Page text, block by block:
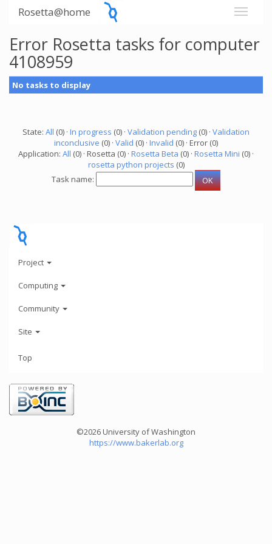
Rosetta@home
Error Rosetta tasks for computer
4108959
No tasks to display
State: All (0) · In progress (0) · Validation pending (0) · Validation
inconclusive (0) · Valid (0) · Invalid (0) · Error (0)
Application: All (0) · Rosetta (0) · Rosetta Beta (0) · Rosetta Mini (0) ·
rosetta python projects (0)
Task name:
Project
Computing
Community
Site
Top
©2026 University of Washington
https://www.bakerlab.org